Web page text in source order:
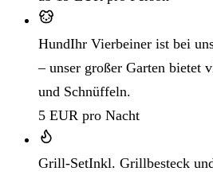
HundIhr Vierbeiner ist bei
– unser großer Garten bietet
und Schnüffeln.
5 EUR pro Nacht
Grill-SetInkl. Grillbesteck